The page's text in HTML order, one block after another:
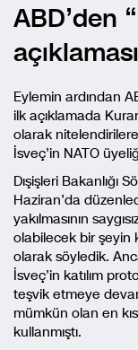
ABD’den
açıklaması
Eylemin ardından
ilk açıklamada
olarak
İsveç’in NATO
Dışişleri Bakanlığı
Haziran’da
yakılmasının
olabilecek bir şeyin
olarak söyledik.
İsveç’in katılım
teşvik etmeye
mümkün olan en
kullanmıştı.